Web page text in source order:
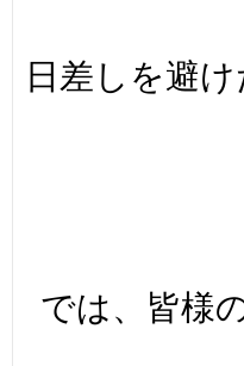
日差しを避
では、皆様